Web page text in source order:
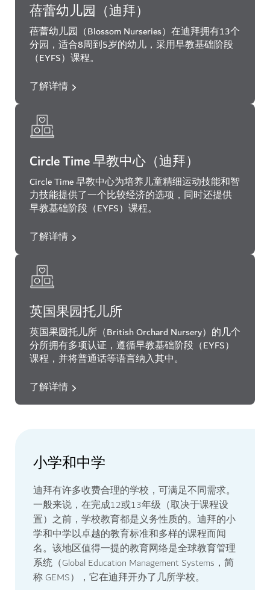
蓓蕾幼儿园（迪拜）
蓓蕾幼儿园（Blossom Nurseries）在迪拜拥有13个
分园，适合8周到5岁的幼儿，采用早教基础阶段
（EYFS）课程。
了解详情
Circle Time 早教中心（迪拜）
Circle Time 早教中心为培养儿童精细运动技能和智
力技能提供了一个比较经济的选项，同时还提供
早教基础阶段（EYFS）课程。
了解详情
英国果园托儿所
英国果园托儿所（British Orchard Nursery）的几个
分所拥有多项认证，遵循早教基础阶段（EYFS）
课程，并将普通话等语言纳入其中。
了解详情
小学和中学
迪拜有许多收费合理的学校，可满足不同需求。
一般来说，在完成12或13年级（取决于课程设
置）之前，学校教育都是义务性质的。迪拜的小
学和中学以卓越的教育标准和多样的课程而闻
名。该地区值得一提的教育网络是全球教育管理
系统（Global Education Management Systems，简
称 GEMS），它在迪拜开办了几所学校。